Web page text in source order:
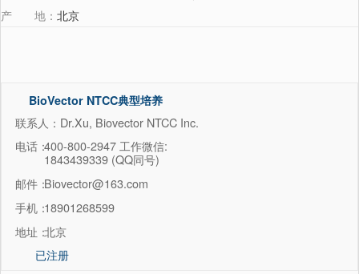
产 地： 北京
BioVector NTCC典型培养
联系人：Dr.Xu, Biovector NTCC Inc.
电话：400-800-2947 工作微信:
1843439339 (QQ同号)
邮件：Biovector@163.com
手机：18901268599
地址：北京
已注册